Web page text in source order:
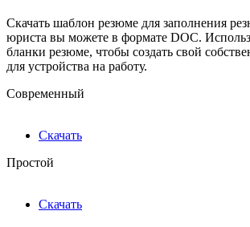
Скачать шаблон резюме для заполнения
юриста вы можете в формате DOC.
бланки резюме, чтобы создать свой
для устройства на работу.
Современный
Скачать
Простой
Скачать